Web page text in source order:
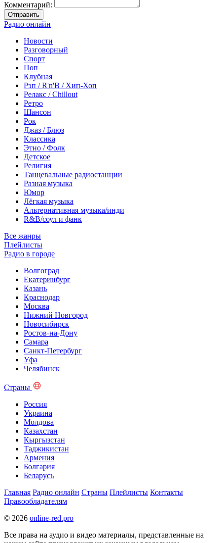
Комментарий:
Отправить
Радио онлайн
Новости
Разговорный
Спорт
Поп
Клубная
Рэп / R'n'B / Хип-Хоп
Релакс / Chillout
Ретро
Шансон
Рок
Джаз / Блюз
Классика
Этно / Фолк
Детское
Религия
Танцевальные радиостанции
Разная музыка
Юмор
Лёгкая музыка
Альтернативная музыка/инди
R&B/cоул и фанк
Все жанры
Плейлисты
Радио в городе
Волгоград
Екатеринбург
Казань
Краснодар
Москва
Нижний Новгород
Новосибирск
Ростов-на-Дону
Самара
Санкт-Петербург
Уфа
Челябинск
Страны
Россия
Украина
Молдова
Казахстан
Кыргызстан
Таджикистан
Армения
Болгария
Беларусь
Главная Радио онлайн Страны Плейлисты Контакты
Правообладателям
© 2026 online-red.pro
Все права на аудио и видео материалы, представленные на